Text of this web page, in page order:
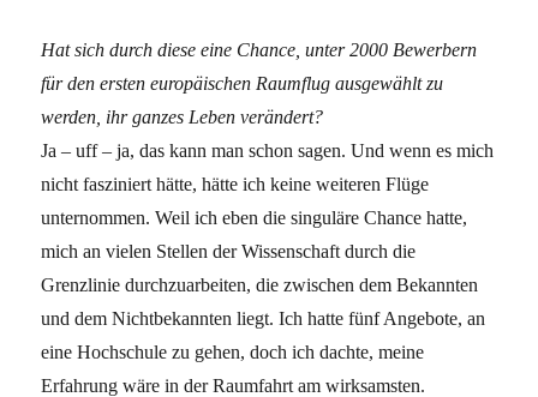
Hat sich durch diese eine Chance, unter 2000 Bewerbern
für den ersten europäischen Raumflug ausgewählt zu
werden, ihr ganzes Leben verändert?
Ja – uff – ja, das kann man schon sagen. Und wenn es mich
nicht fasziniert hätte, hätte ich keine weiteren Flüge
unternommen. Weil ich eben die singuläre Chance hatte,
mich an vielen Stellen der Wissenschaft durch die
Grenzlinie durchzuarbeiten, die zwischen dem Bekannten
und dem Nichtbekannten liegt. Ich hatte fünf Angebote, an
eine Hochschule zu gehen, doch ich dachte, meine
Erfahrung wäre in der Raumfahrt am wirksamsten.